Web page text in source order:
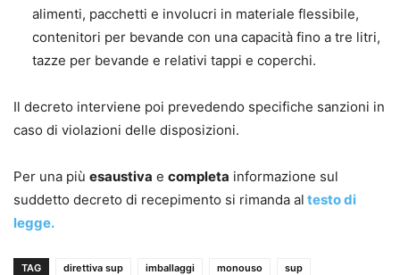
alimenti, pacchetti e involucri in materiale flessibile,
contenitori per bevande con una capacità fino a tre litri,
tazze per bevande e relativi tappi e coperchi.
Il decreto interviene poi prevedendo specifiche sanzioni in
caso di violazioni delle disposizioni.
Per una più esaustiva e completa informazione sul
suddetto decreto di recepimento si rimanda al testo di
legge.
TAG direttiva sup imballaggi monouso sup